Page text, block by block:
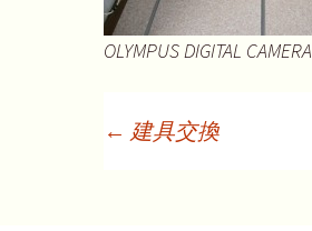
OLYMPUS DIGITAL CAMERA
← 建具交換